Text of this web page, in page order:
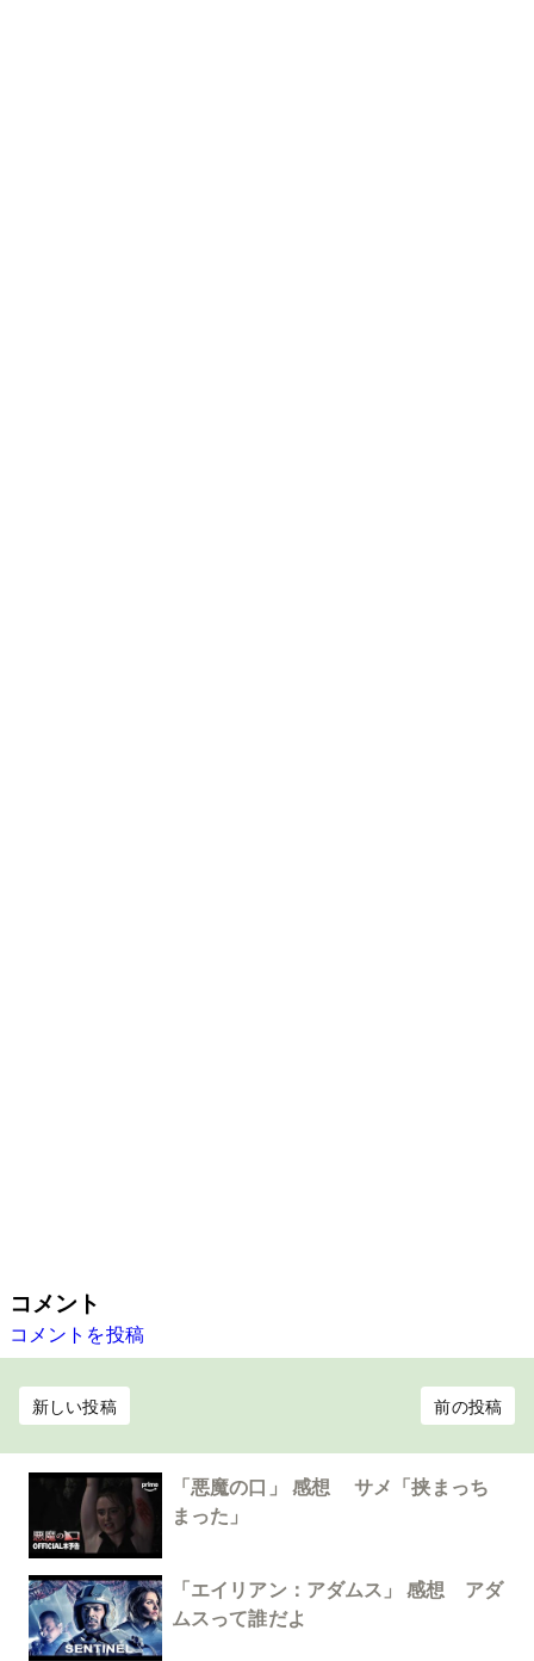
コメント
コメントを投稿
新しい投稿 前の投稿
「悪魔の口」 感想 サメ「挟まっち
まった」
「エイリアン：アダムス」 感想 アダ
ムスって誰だよ